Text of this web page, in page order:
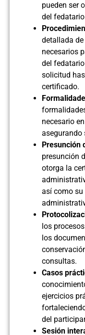
pueden ser
del
detallada
necesarios
del
solicitud
certificado.
necesario
asegurando
Presunción
presunción
otorga la
así como
los
los
consultas.
Casos
ejercicios
del
Sesión